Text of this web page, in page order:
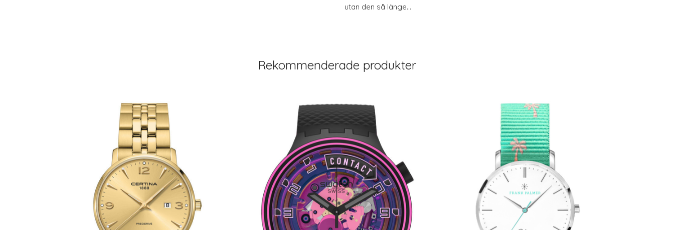
utan den så länge...
Rekommenderade produkter